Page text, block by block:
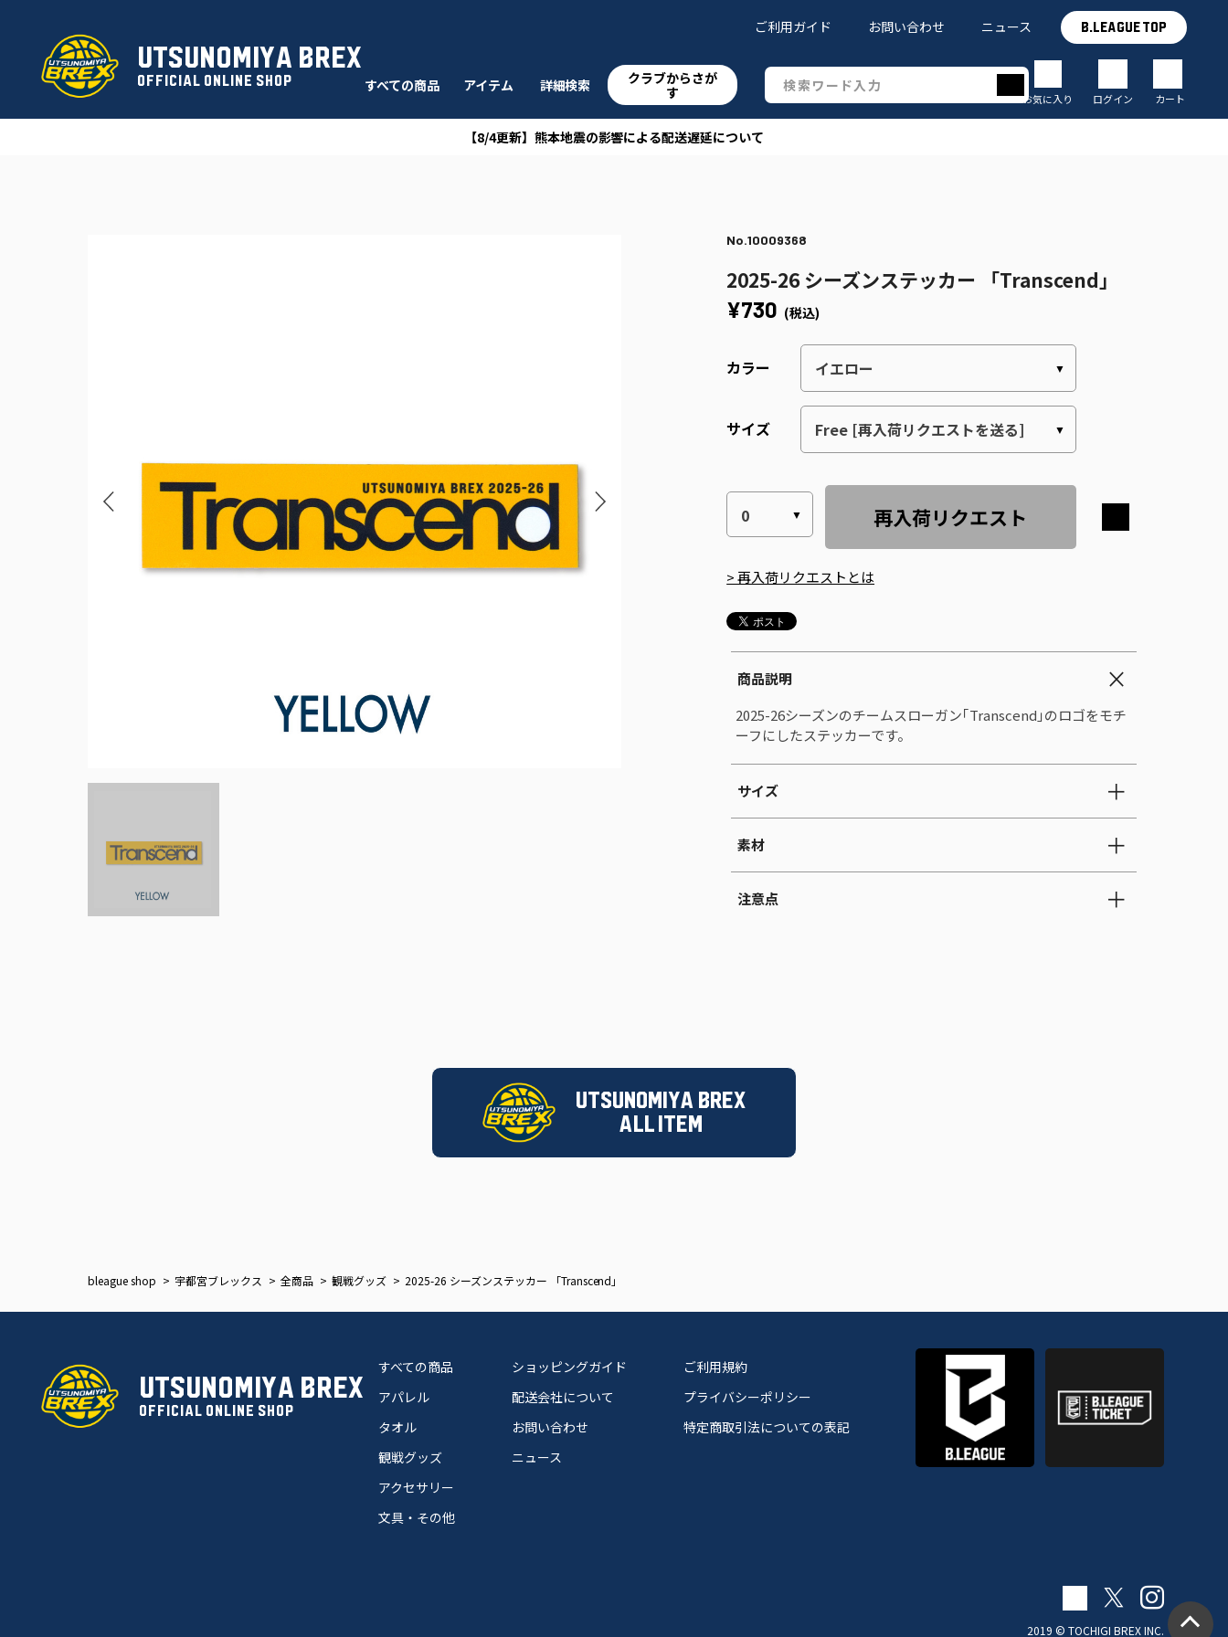
UTSUNOMIYA BREX
OFFICIAL ONLINE SHOP すべての商品 アイテム 詳細検索
クラブからさが
す
ご利用ガイド お問い合わせ ニュース B.LEAGUE TOP
お気に入り ログイン カート
【8/4更新】熊本地震の影響による配送遅延について
No.10009368
2025-26 シーズンステッカー 「Transcend」
¥730 (税込)
カラー
サイズ
再入荷リクエスト
> 再入荷リクエストとは
商品説明
2025-26シーズンのチームスローガン｢Transcend｣のロゴをモチ
ーフにしたステッカーです。
サイズ
素材
注意点
UTSUNOMIYA BREX
ALL ITEM
bleague shop 宇都宮ブレックス 全商品 観戦グッズ 2025-26 シーズンステッカー 「Transcend」
UTSUNOMIYA BREX
OFFICIAL ONLINE SHOP
すべての商品
アパレル
タオル
観戦グッズ
アクセサリー
文具・その他
ショッピングガイド
配送会社について
お問い合わせ
ニュース
ご利用規約
プライバシーポリシー
特定商取引法についての表記
2019 © TOCHIGI BREX INC.